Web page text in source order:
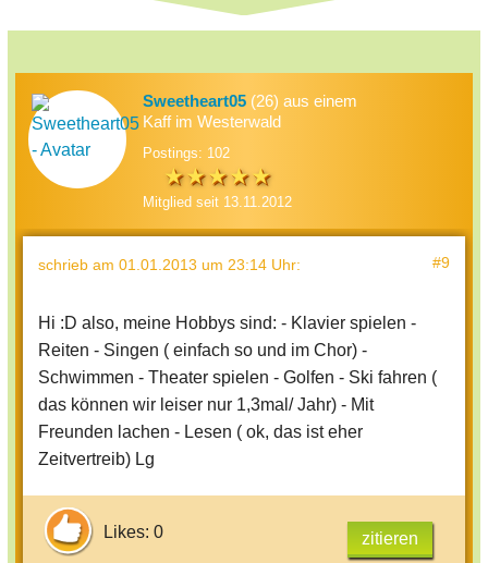
Sweetheart05 (26) aus einem
Kaff im Westerwald
Postings: 102
Mitglied seit 13.11.2012
schrieb am 01.01.2013 um 23:14 Uhr: #9
Hi :D also, meine Hobbys sind: - Klavier spielen -
Reiten - Singen ( einfach so und im Chor) -
Schwimmen - Theater spielen - Golfen - Ski fahren (
das können wir leiser nur 1,3mal/ Jahr) - Mit
Freunden lachen - Lesen ( ok, das ist eher
Zeitvertreib) Lg
Likes: 0 zitieren